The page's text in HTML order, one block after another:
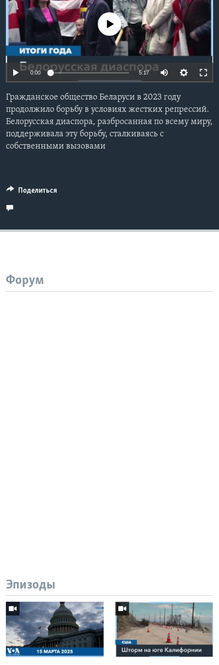
Learning English
СОЦИАЛЬНЫЕ СЕТИ
No media source currently available
0:00 5:17
Гражданское общество Беларуси в 2023 году
продолжило борьбу в условиях жестких репрессий.
Белорусская диаспора, разбросанная по всему миру,
поддерживала эту борьбу, сталкиваясь с
собственными вызовами
Поделиться
Форум
Эпизоды